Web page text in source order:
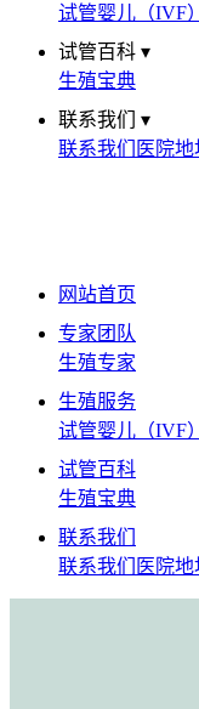
试管婴儿（IVF）
试管百科 ▾
生殖宝典
联系我们 ▾
联系我们 医院地
网站首页
专家团队
生殖专家
生殖服务
试管婴儿（IVF）
试管百科
生殖宝典
联系我们
联系我们 医院地